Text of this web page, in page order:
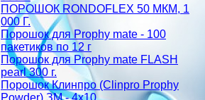
ПОРОШОК RONDOFLEX 50 МКМ, 1
000 Г.
Порошок для Proрhy mate - 100
пакетиков по 12 г
Порошок для Proрhy mate FLASH
pearl 300 г.
Порошок Клинпро (Clinpro Prophy
Powder) ЗМ - 4х10